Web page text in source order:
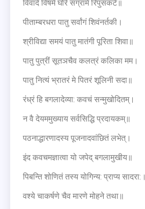
विवादे विषमे घोरे संग्रामे रिपुसंकटे॥
पीताम्बरधरा पातु सर्वांगं शिवंनर्तकी।
श्रीविद्या समयं पातु मातंगी पूरिता शिवा॥
पातु पुत्रीं सूतञचैव कलत्रं कलिका मम।
पातु नित्यं भ्रातरं मे पितरं शूलिनी सदा॥
रंध्रं हि बगलादेव्या: कवचं सन्मुखोदितम्।
न वै देयममुख्याय सर्वसिद्धि प्रदायकम्॥
पठनाद्धारणादस्य पूजनादवांछितं लभेत्।
इंद कवचमज्ञात्वा यो जपेद् बगलामुखीय॥
पिबन्ति शोणितं तस्य योगिन्य: प्राप्य सादरा:।
वश्ये चाकर्षणे चैव मारणे मोहने तथा॥